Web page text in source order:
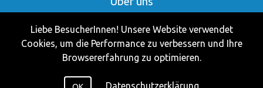
Kontakt
Partner
Impressum
Datenschutzerklärung
Liebe BesucherInnen! Unsere Website verwendet
Cookies, um die Performance zu verbessern und Ihre
Browsererfahrung zu optimieren.
Datenschutzerklärung